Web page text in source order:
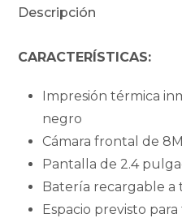
Descripción
CARACTERÍSTICAS:
Impresión térmica
negro
Cámara frontal de
Pantalla de 2.4
Batería recargable a
Espacio previsto